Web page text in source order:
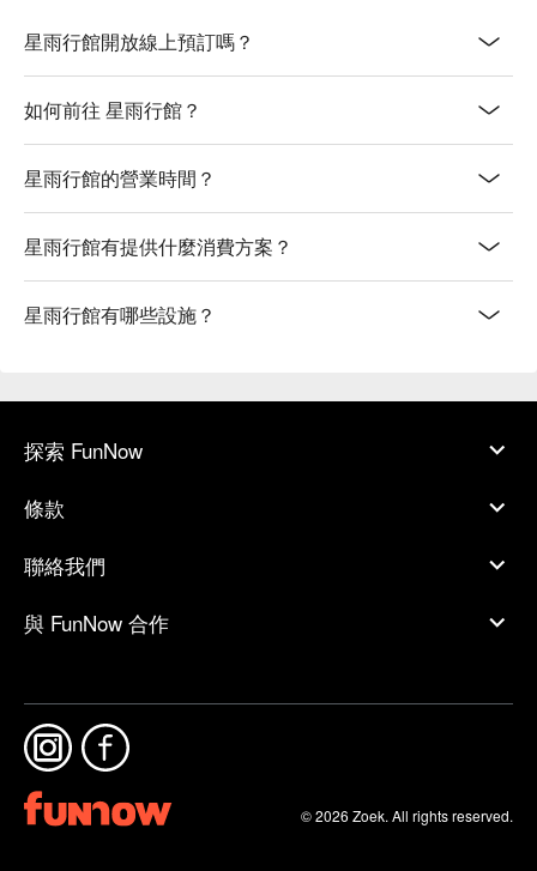
星雨行館開放線上預訂嗎？
如何前往 星雨行館？
星雨行館的營業時間？
星雨行館有提供什麼消費方案？
星雨行館有哪些設施？
探索 FunNow
條款
聯絡我們
與 FunNow 合作
© 2026 Zoek. All rights reserved.